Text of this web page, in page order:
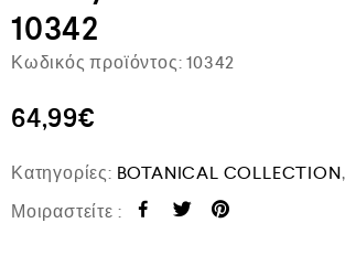
10342
Κωδικός προϊόντος: 10342
64,99€
Κατηγορίες: BOTANICAL COLLECTION,
Μοιραστείτε :